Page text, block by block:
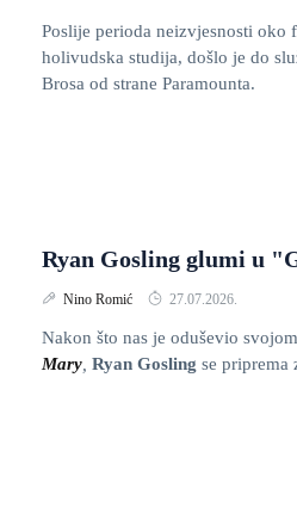
Poslije perioda neizvjesnosti oko
holivudska studija, došlo je do
Brosa od strane Paramounta.
Ryan Gosling glumi u
Nino Romić 27.07.2026.
Nakon što nas je oduševio
Mary Ryan Gosling se priprema